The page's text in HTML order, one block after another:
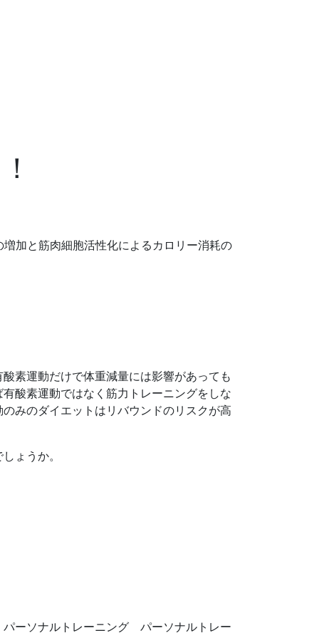
加と筋肉細胞活性化によるカロリー消耗の
素運動だけで体重減量には影響があっても
酸素運動ではなく筋力トレーニングをしな
みのダイエットはリバウンドのリスクが高
ょうか。
ソナルトレーニング パーソナルトレー